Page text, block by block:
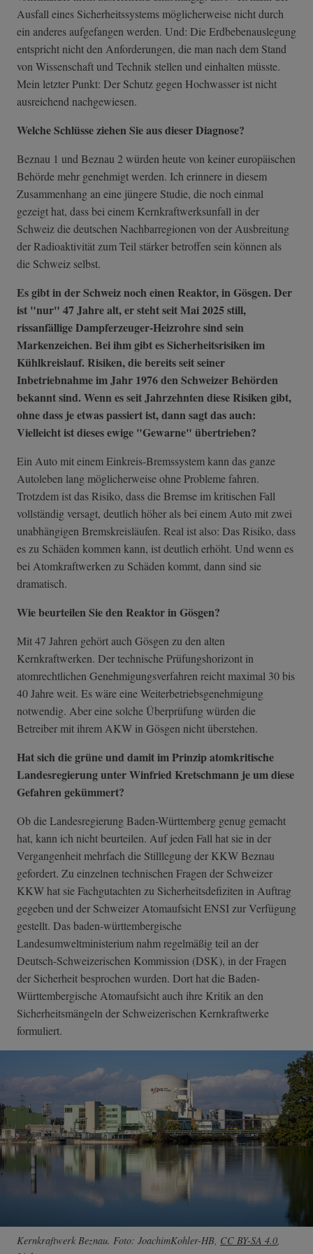
Ausfall eines Sicherheitssystems möglicherweise nicht durch
ein anderes aufgefangen werden. Und: Die Erdbebenauslegung
entspricht nicht den Anforderungen, die man nach dem Stand
von Wissenschaft und Technik stellen und einhalten müsste.
Mein letzter Punkt: Der Schutz gegen Hochwasser ist nicht
ausreichend nachgewiesen.
Welche Schlüsse ziehen Sie aus dieser Diagnose?
Beznau 1 und Beznau 2 würden heute von keiner europäischen
Behörde mehr genehmigt werden. Ich erinnere in diesem
Zusammenhang an eine jüngere Studie, die noch einmal
gezeigt hat, dass bei einem Kernkraftwerksunfall in der
Schweiz die deutschen Nachbarregionen von der Ausbreitung
der Radioaktivität zum Teil stärker betroffen sein können als
die Schweiz selbst.
Es gibt in der Schweiz noch einen Reaktor, in Gösgen. Der
ist "nur" 47 Jahre alt, er steht seit Mai 2025 still,
rissanfällige Dampferzeuger-Heizrohre sind sein
Markenzeichen. Bei ihm gibt es Sicherheitsrisiken im
Kühlkreislauf. Risiken, die bereits seit seiner
Inbetriebnahme im Jahr 1976 den Schweizer Behörden
bekannt sind. Wenn es seit Jahrzehnten diese Risiken gibt,
ohne dass je etwas passiert ist, dann sagt das auch:
Vielleicht ist dieses ewige "Gewarne" übertrieben?
Ein Auto mit einem Einkreis-Bremssystem kann das ganze
Autoleben lang möglicherweise ohne Probleme fahren.
Trotzdem ist das Risiko, dass die Bremse im kritischen Fall
vollständig versagt, deutlich höher als bei einem Auto mit zwei
unabhängigen Bremskreisläufen. Real ist also: Das Risiko, dass
es zu Schäden kommen kann, ist deutlich erhöht. Und wenn es
bei Atomkraftwerken zu Schäden kommt, dann sind sie
dramatisch.
Wie beurteilen Sie den Reaktor in Gösgen?
Mit 47 Jahren gehört auch Gösgen zu den alten
Kernkraftwerken. Der technische Prüfungshorizont in
atomrechtlichen Genehmigungsverfahren reicht maximal 30 bis
40 Jahre weit. Es wäre eine Weiterbetriebsgenehmigung
notwendig. Aber eine solche Überprüfung würden die
Betreiber mit ihrem AKW in Gösgen nicht überstehen.
Hat sich die grüne und damit im Prinzip atomkritische
Landesregierung unter Winfried Kretschmann je um diese
Gefahren gekümmert?
Ob die Landesregierung Baden-Württemberg genug gemacht
hat, kann ich nicht beurteilen. Auf jeden Fall hat sie in der
Vergangenheit mehrfach die Stilllegung der KKW Beznau
gefordert. Zu einzelnen technischen Fragen der Schweizer
KKW hat sie Fachgutachten zu Sicherheitsdefiziten in Auftrag
gegeben und der Schweizer Atomaufsicht ENSI zur Verfügung
gestellt. Das baden-württembergische
Landesumweltministerium nahm regelmäßig teil an der
Deutsch-Schweizerischen Kommission (DSK), in der Fragen
der Sicherheit besprochen wurden. Dort hat die Baden-
Württembergische Atomaufsicht auch ihre Kritik an den
Sicherheitsmängeln der Schweizerischen Kernkraftwerke
formuliert.
Kernkraftwerk Beznau. Foto: JoachimKohler-HB, CC BY-SA 4.0,